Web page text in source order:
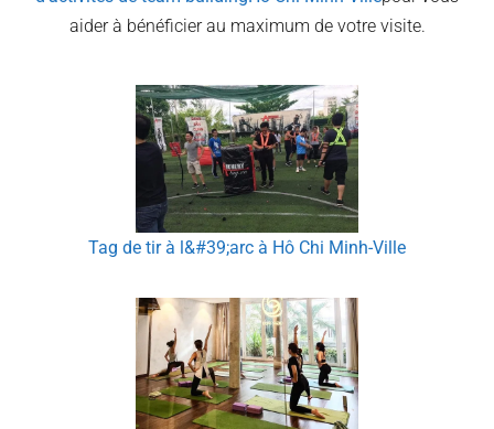
aider à bénéficier au maximum de votre visite.
Tag de tir à l&#39;arc à Hô Chi Minh-Ville